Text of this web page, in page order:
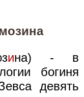
ина) - в
богиня
девять